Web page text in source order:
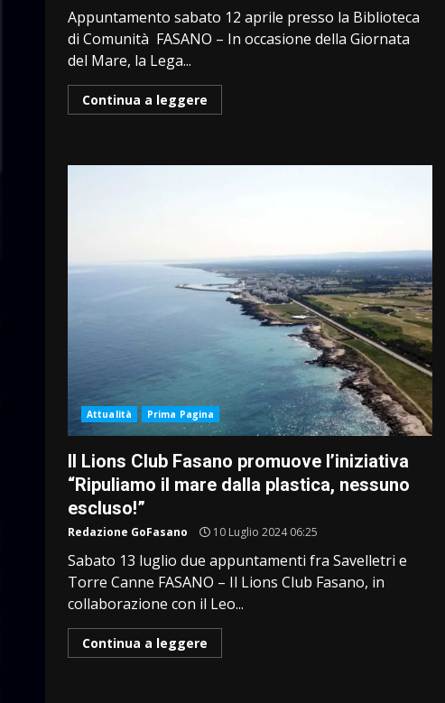
Appuntamento sabato 12 aprile presso la Biblioteca
di Comunità FASANO – In occasione della Giornata
del Mare, la Lega...
Continua a leggere
Attualità Prima Pagina
Il Lions Club Fasano promuove l’iniziativa
“Ripuliamo il mare dalla plastica, nessuno
escluso!”
Redazione GoFasano 10 Luglio 2024 06:25
Sabato 13 luglio due appuntamenti fra Savelletri e
Torre Canne FASANO – Il Lions Club Fasano, in
collaborazione con il Leo...
Continua a leggere